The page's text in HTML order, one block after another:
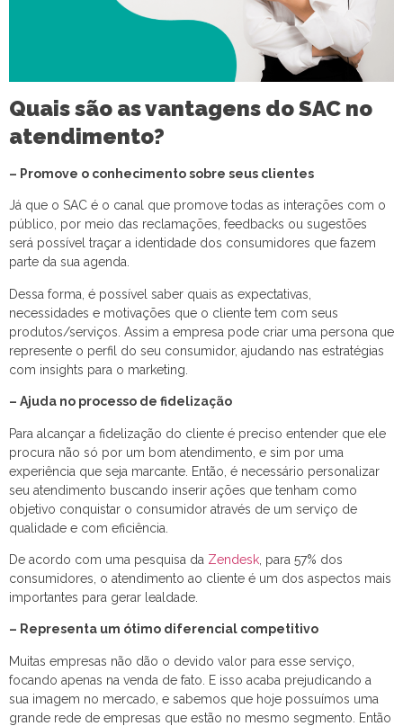
Quais são as vantagens do SAC no
atendimento?
– Promove o conhecimento sobre seus clientes
Já que o SAC é o canal que promove todas as interações com o
público, por meio das reclamações, feedbacks ou sugestões
será possível traçar a identidade dos consumidores que fazem
parte da sua agenda.
Dessa forma, é possível saber quais as expectativas,
necessidades e motivações que o cliente tem com seus
produtos/serviços. Assim a empresa pode criar uma persona que
represente o perfil do seu consumidor, ajudando nas estratégias
com insights para o marketing.
– Ajuda no processo de fidelização
Para alcançar a fidelização do cliente é preciso entender que ele
procura não só por um bom atendimento, e sim por uma
experiência que seja marcante. Então, é necessário personalizar
seu atendimento buscando inserir ações que tenham como
objetivo conquistar o consumidor através de um serviço de
qualidade e com eficiência.
De acordo com uma pesquisa da Zendesk , para 57% dos
consumidores, o atendimento ao cliente é um dos aspectos mais
importantes para gerar lealdade.
– Representa um ótimo diferencial competitivo
Muitas empresas não dão o devido valor para esse serviço,
focando apenas na venda de fato. E isso acaba prejudicando a
sua imagem no mercado, e sabemos que hoje possuímos uma
grande rede de empresas que estão no mesmo segmento. Então